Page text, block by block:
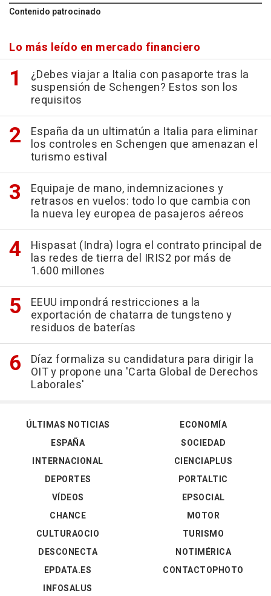
Contenido patrocinado
Lo más leído en mercado financiero
¿Debes viajar a Italia con pasaporte tras la
suspensión de Schengen? Estos son los
requisitos
España da un ultimatún a Italia para eliminar
los controles en Schengen que amenazan el
turismo estival
Equipaje de mano, indemnizaciones y
retrasos en vuelos: todo lo que cambia con
la nueva ley europea de pasajeros aéreos
Hispasat (Indra) logra el contrato principal de
las redes de tierra del IRIS2 por más de
1.600 millones
EEUU impondrá restricciones a la
exportación de chatarra de tungsteno y
residuos de baterías
Díaz formaliza su candidatura para dirigir la
OIT y propone una 'Carta Global de Derechos
Laborales'
ÚLTIMAS NOTICIAS
ESPAÑA
INTERNACIONAL
DEPORTES
VÍDEOS
ECONOMÍA
SOCIEDAD
CIENCIAPLUS
PORTALTIC
EPSOCIAL
CHANCE
CULTURAOCIO
DESCONECTA
EPDATA.ES
INFOSALUS
MOTOR
TURISMO
NOTIMÉRICA
CONTACTOPHOTO